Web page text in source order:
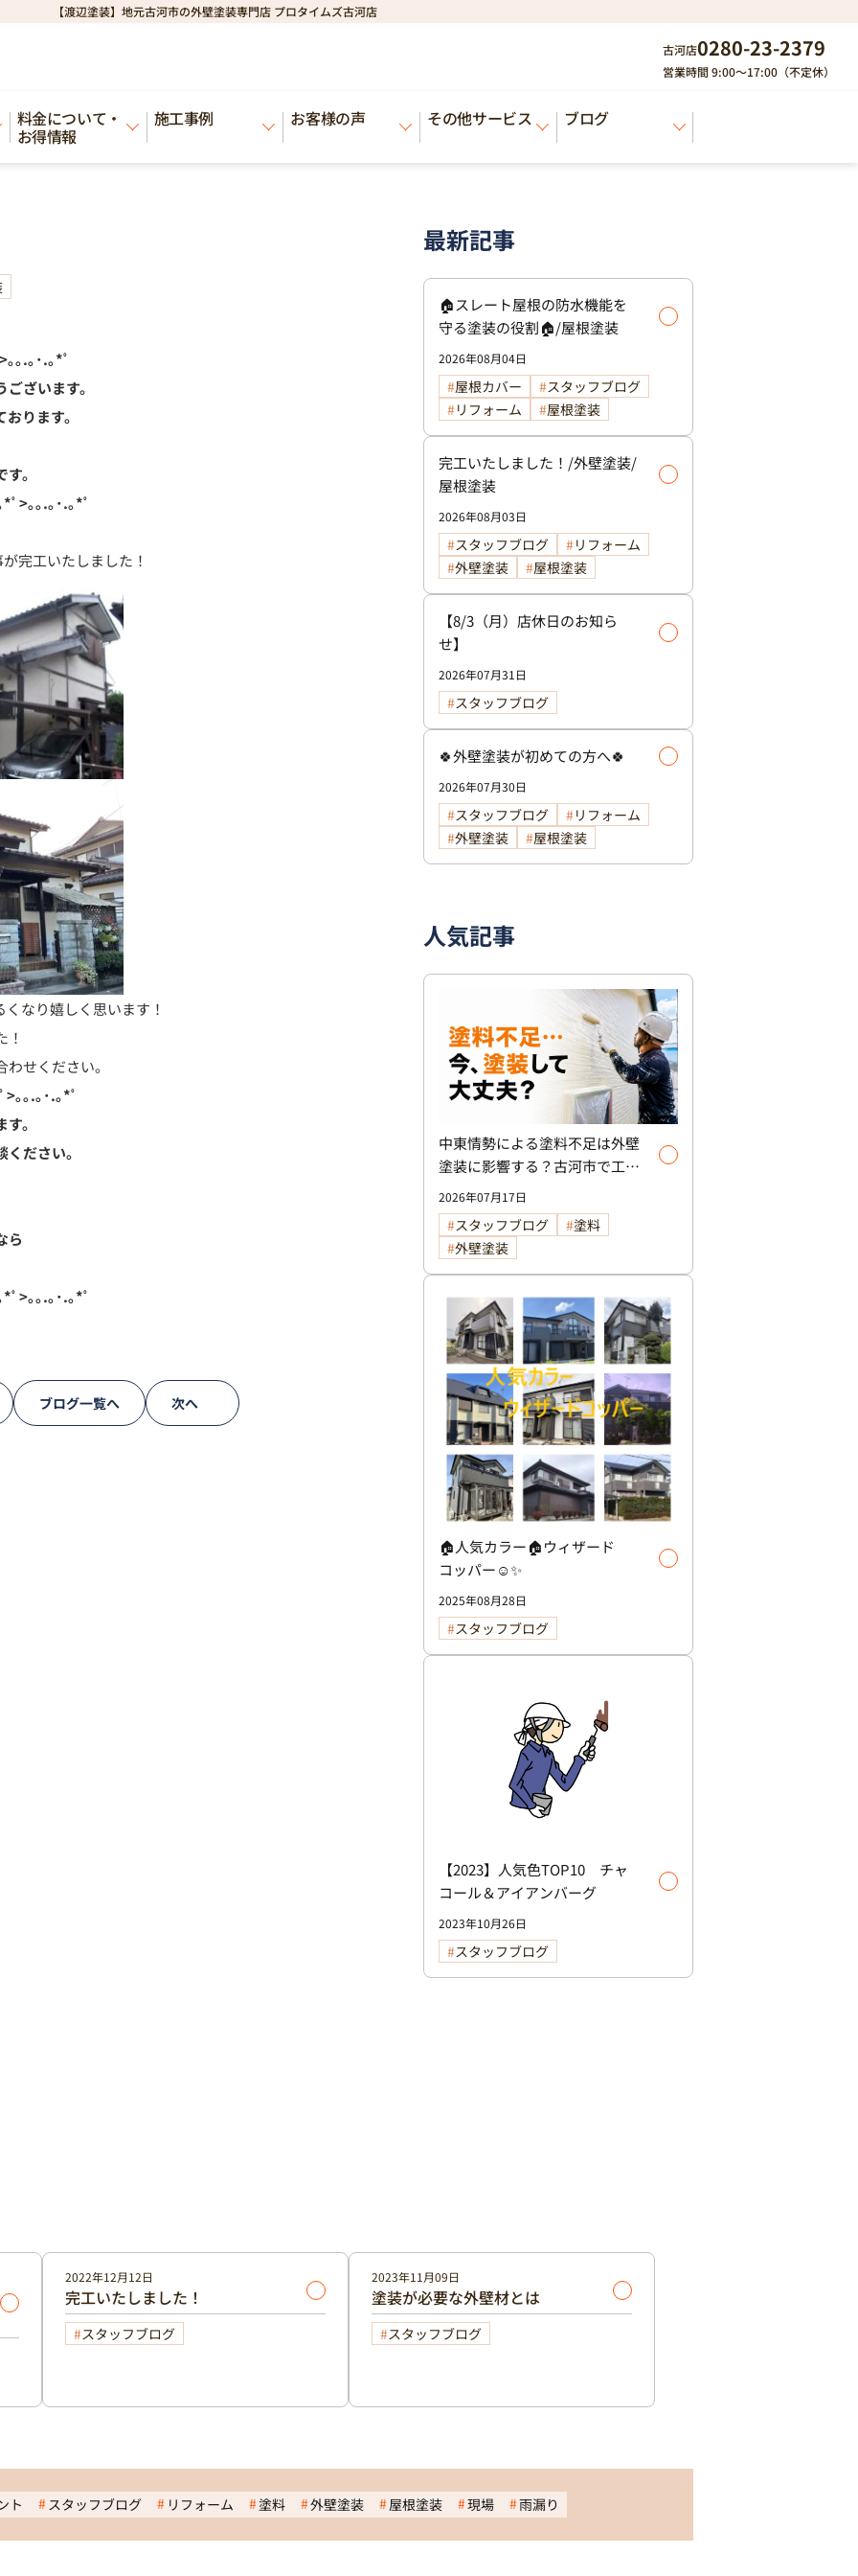
【渡辺塗装】地元古河市の外壁塗装専門店 プロタイムズ古河店
古河店0280-23-2379
営業時間 9:00～17:00（不定休）
料金について・
お得情報
施工事例 お客様の声 その他サービス ブログ
｡.｡･.｡*ﾟ
ざいます。
ります。
。
ﾟ>｡｡.｡･.｡*ﾟ
完工いたしました！
なり嬉しく思います！
せください。
｡｡.｡･.｡*ﾟ
。
ださい。
ら
ﾟ>｡｡.｡･.｡*ﾟ
ブログ一覧へ 次へ
最新記事
🏠スレート屋根の防水機能を
守る塗装の役割🏠/屋根塗装
2026年08月04日
屋根カバー
スタッフブログ
リフォーム
屋根塗装
完工いたしました！/外壁塗装/
屋根塗装
2026年08月03日
スタッフブログ
リフォーム
外壁塗装
屋根塗装
【8/3（月）店休日のお知ら
せ】
2026年07月31日
スタッフブログ
🍀外壁塗装が初めての方へ🍀
2026年07月30日
スタッフブログ
リフォーム
外壁塗装
屋根塗装
人気記事
中東情勢による塗料不足は外壁
塗装に影響する？古河市で工事
を検討中の方へ
2026年07月17日
スタッフブログ
塗料
外壁塗装
🏠人気カラー🏠ウィザード
コッパー☺️✨
2025年08月28日
スタッフブログ
【2023】人気色TOP10 チャ
コール＆アイアンバーグ
2023年10月26日
スタッフブログ
2022年12月12日
完工いたしました！
スタッフブログ
2023年11月09日
塗装が必要な外壁材とは
スタッフブログ
ト スタッフブログ リフォーム 塗料 外壁塗装 屋根塗装 現場 雨漏り